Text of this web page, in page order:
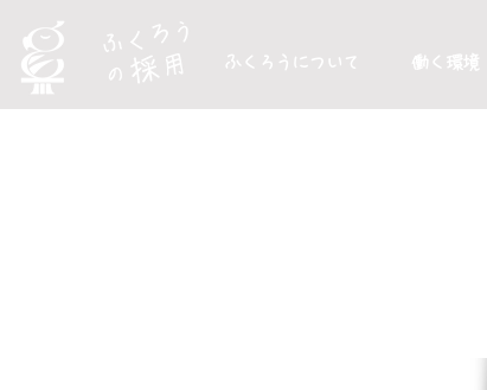
ふくろうについて 働く環境